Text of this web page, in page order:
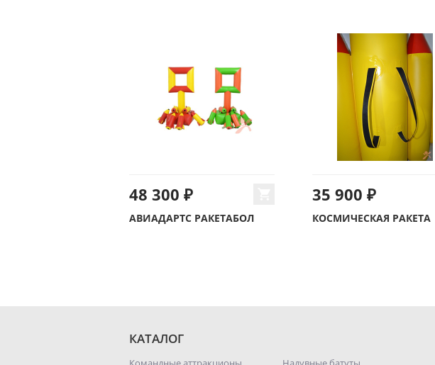
48 300 ₽
АВИАДАРТС РАКЕТАБОЛ
35 900 ₽
КОСМИЧЕСКАЯ РАКЕТА
КАТАЛОГ